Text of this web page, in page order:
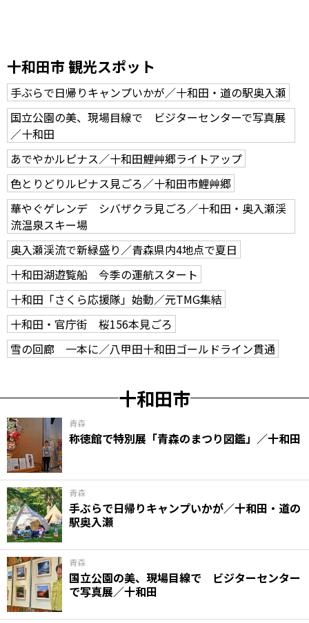
十和田市 観光スポット
手ぶらで日帰りキャンプいかが／十和田・道の駅奥入瀬
国立公園の美、現場目線で ビジターセンターで写真展
／十和田
あでやかルピナス／十和田鯉艸郷ライトアップ
色とりどりルピナス見ごろ／十和田市鯉艸郷
華やぐゲレンデ シバザクラ見ごろ／十和田・奥入瀬渓
流温泉スキー場
奥入瀬渓流で新緑盛り／青森県内4地点で夏日
十和田湖遊覧船 今季の運航スタート
十和田「さくら応援隊」始動／元TMG集結
十和田・官庁街 桜156本見ごろ
雪の回廊 一本に／八甲田十和田ゴールドライン貫通
十和田市
青森
称徳館で特別展「青森のまつり図鑑」／十和田
青森
手ぶらで日帰りキャンプいかが／十和田・道の
駅奥入瀬
青森
国立公園の美、現場目線で ビジターセンター
で写真展／十和田